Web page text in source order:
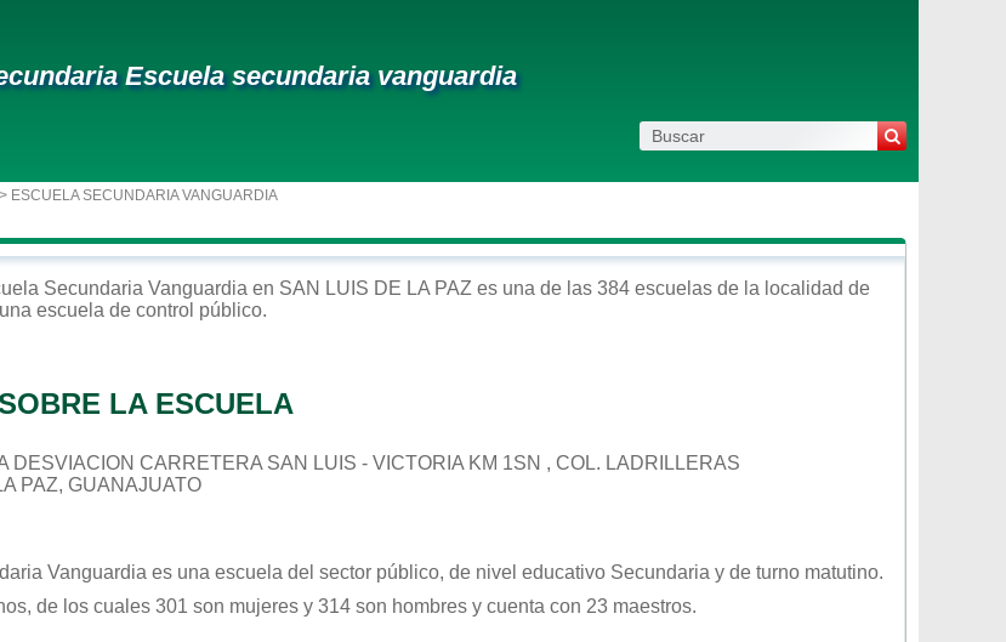
Escuela secundaria vanguardia
> ESCUELA SECUNDARIA VANGUARDIA
Secundaria Vanguardia en SAN LUIS DE LA PAZ es una de las 384 escuelas de la localidad de
escuela de control público.
LA ESCUELA
DESVIACION CARRETERA SAN LUIS - VICTORIA KM 1SN , COL. LADRILLERAS
PAZ, GUANAJUATO
Vanguardia es una escuela del sector público, de nivel educativo Secundaria y de turno matutino.
de los cuales 301 son mujeres y 314 son hombres y cuenta con 23 maestros.